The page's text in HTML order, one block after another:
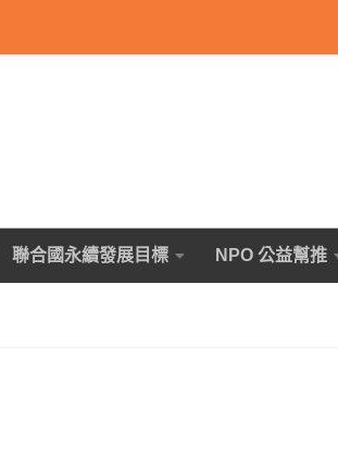
聯合國永續發展目標 NPO 公益幫推